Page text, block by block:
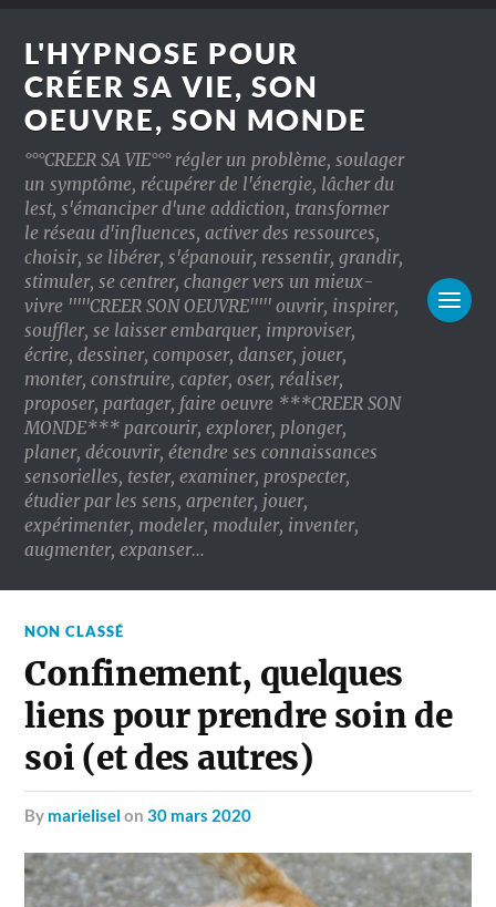
L'HYPNOSE POUR
CRÉER SA VIE, SON
OEUVRE, SON MONDE
°°°CREER SA VIE°°° régler un problème, soulager
un symptôme, récupérer de l'énergie, lâcher du
lest, s'émanciper d'une addiction, transformer
le réseau d'influences, activer des ressources,
choisir, se libérer, s'épanouir, ressentir, grandir,
stimuler, se centrer, changer vers un mieux-
vivre '''''CREER SON OEUVRE''''' ouvrir, inspirer,
souffler, se laisser embarquer, improviser,
écrire, dessiner, composer, danser, jouer,
monter, construire, capter, oser, réaliser,
proposer, partager, faire oeuvre ***CREER SON
MONDE*** parcourir, explorer, plonger,
planer, découvrir, étendre ses connaissances
sensorielles, tester, examiner, prospecter,
étudier par les sens, arpenter, jouer,
expérimenter, modeler, moduler, inventer,
augmenter, expanser…
NON CLASSÉ
Confinement, quelques
liens pour prendre soin de
soi (et des autres)
by marielisel on30 mars 2020